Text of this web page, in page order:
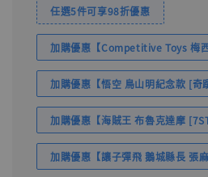
任選5件可享98折優惠
加購優惠【Competitive Toys 梅
加購優惠【悟空 鳥山明紀念款 [奇
加購優惠【海賊王 布魯克達摩
加購優惠【讓子彈飛 鵝城縣長 張